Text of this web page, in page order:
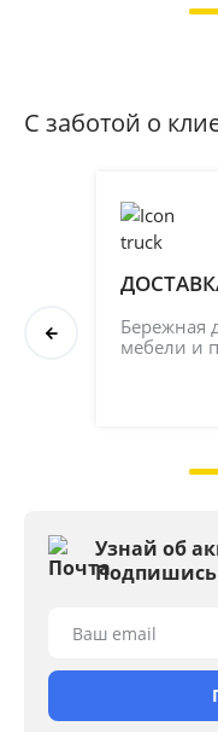
С заботой о
Бережная
мебели и
Узнай об
Подпишись
Ваш email